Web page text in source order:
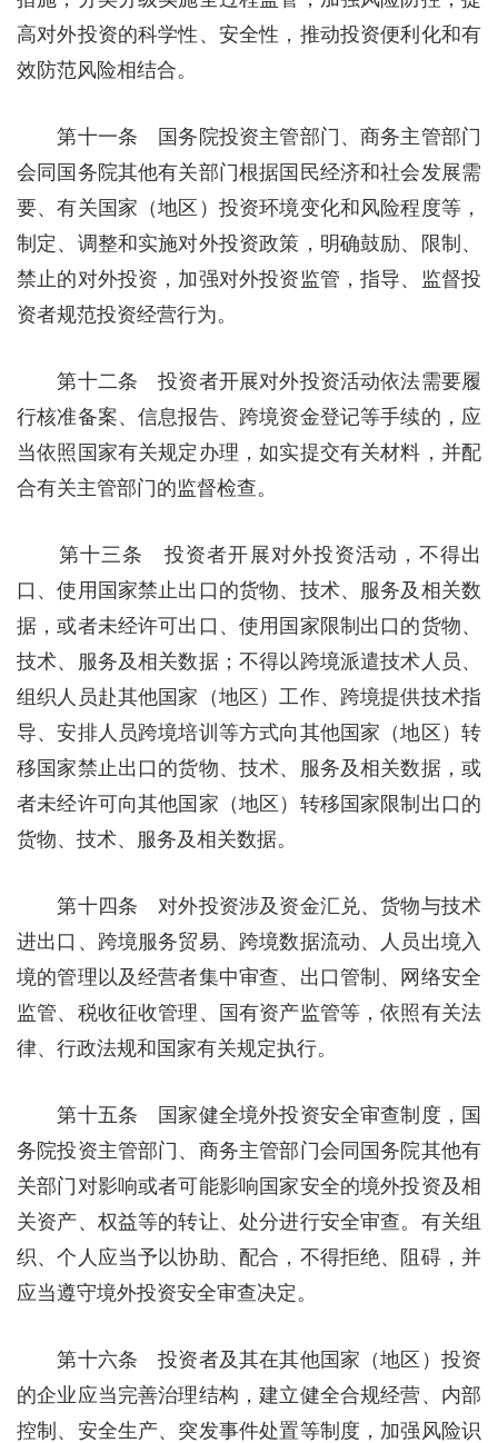
高对外投资的科学性、安全性，推动投资便利化和有
效防范风险相结合。
第十一条 国务院投资主管部门、商务主管部门
会同国务院其他有关部门根据国民经济和社会发展需
要、有关国家（地区）投资环境变化和风险程度等，
制定、调整和实施对外投资政策，明确鼓励、限制、
禁止的对外投资，加强对外投资监管，指导、监督投
资者规范投资经营行为。
第十二条 投资者开展对外投资活动依法需要履
行核准备案、信息报告、跨境资金登记等手续的，应
当依照国家有关规定办理，如实提交有关材料，并配
合有关主管部门的监督检查。
第十三条 投资者开展对外投资活动，不得出
口、使用国家禁止出口的货物、技术、服务及相关数
据，或者未经许可出口、使用国家限制出口的货物、
技术、服务及相关数据；不得以跨境派遣技术人员、
组织人员赴其他国家（地区）工作、跨境提供技术指
导、安排人员跨境培训等方式向其他国家（地区）转
移国家禁止出口的货物、技术、服务及相关数据，或
者未经许可向其他国家（地区）转移国家限制出口的
货物、技术、服务及相关数据。
第十四条 对外投资涉及资金汇兑、货物与技术
进出口、跨境服务贸易、跨境数据流动、人员出境入
境的管理以及经营者集中审查、出口管制、网络安全
监管、税收征收管理、国有资产监管等，依照有关法
律、行政法规和国家有关规定执行。
第十五条 国家健全境外投资安全审查制度，国
务院投资主管部门、商务主管部门会同国务院其他有
关部门对影响或者可能影响国家安全的境外投资及相
关资产、权益等的转让、处分进行安全审查。有关组
织、个人应当予以协助、配合，不得拒绝、阻碍，并
应当遵守境外投资安全审查决定。
第十六条 投资者及其在其他国家（地区）投资
的企业应当完善治理结构，建立健全合规经营、内部
控制、安全生产、突发事件处置等制度，加强风险识